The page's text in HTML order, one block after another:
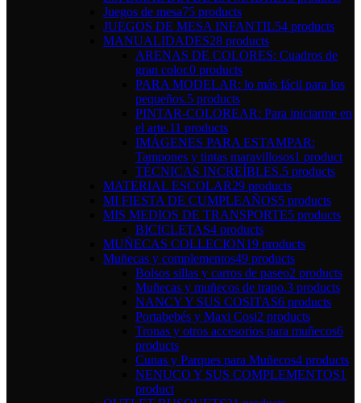
Juegos de mesa75 products
JUEGOS DE MESA INFANTIL54 products
MANUALIDADES28 products
ARENAS DE COLORES: Cuadros de
gran color.0 products
PARA MODELAR: lo más fácil para los
pequeños.5 products
PINTAR-COLOREAR: Para iniciarme en
el arte.11 products
IMÁGENES PARA ESTAMPAR:
Tampones y tintas maravillosos1 product
TÉCNICAS INCREÍBLES.5 products
MATERIAL ESCOLAR29 products
MI FIESTA DE CUMPLEAÑOS5 products
MIS MEDIOS DE TRANSPORTE5 products
BICICLETAS4 products
MUÑECAS COLLECION19 products
Muñecas y complementos49 products
Bolsos sillas y carros de paseo2 products
Muñecas y muñecos de trapo.3 products
NANCY Y SUS COSITAS6 products
Portabebés y Maxi Cosi2 products
Tronas y otros accesorios para muñecos6
products
Cunas y Parques para Muñecos4 products
NENUCO Y SUS COMPLEMENTOS1
product